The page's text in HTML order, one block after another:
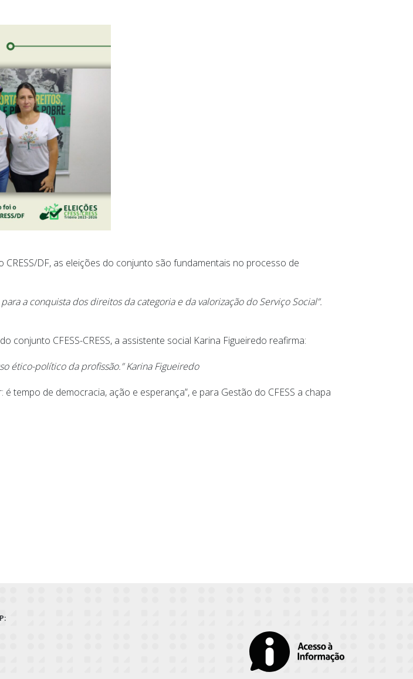
DF, as eleições do conjunto são fundamentais no processo de
a conquista dos direitos da categoria e da valorização do Serviço Social”.
CFESS-CRESS, a assistente social Karina Figueiredo reafirma:
ético-político da profissão.” Karina Figueiredo
tempo de democracia, ação e esperança”, e para Gestão do CFESS a chapa